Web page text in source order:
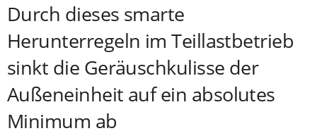
Durch dieses smarte
Herunterregeln im Teillastbetrieb
sinkt die Geräuschkulisse der
Außeneinheit auf ein absolutes
Minimum ab